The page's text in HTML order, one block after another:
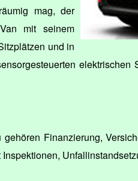
mag, der
mit seinem
und in
Finanzierung,